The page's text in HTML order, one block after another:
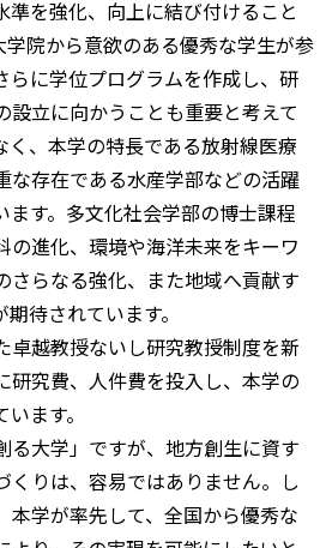
準を強化、向上に結び付けること
学院から意欲のある優秀な学生が参
らに学位プログラムを作成し、研
設立に向かうことも重要と考えて
く、本学の特長である放射線医療
な存在である水産学部などの活躍
ます。多文化社会学部の博士課程
の進化、環境や海洋未来をキーワ
さらなる強化、また地域へ貢献す
待されています。
卓越教授ないし研究教授制度を新
研究費、人件費を投入し、本学の
ます。
る大学」ですが、地方創生に資す
くりは、容易ではありません。し
本学が率先して、全国から優秀な